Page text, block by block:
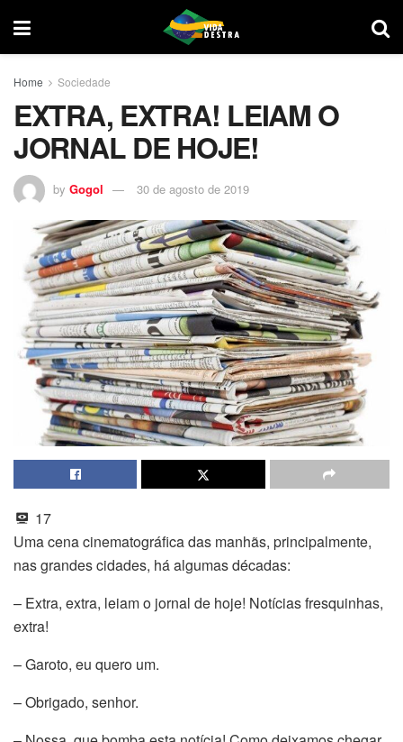
Home Sociedade
EXTRA, EXTRA! LEIAM O
JORNAL DE HOJE!
by Gogol 30 de agosto de 2019
17
Uma cena cinematográfica das manhãs, principalmente,
nas grandes cidades, há algumas décadas:
– Extra, extra, leiam o jornal de hoje! Notícias fresquinhas,
extra!
– Garoto, eu quero um.
– Obrigado, senhor.